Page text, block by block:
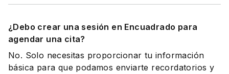
¿Debo crear una sesión en Encuadrado para
agendar una cita?
No. Solo necesitas proporcionar tu información
básica para que podamos enviarte recordatorios y